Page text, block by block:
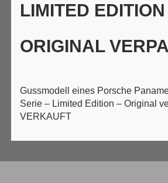
LIMITED
ORIGINAL
Gussmodell eines Porsche
Serie – Limited Edition – Original
VERKAUFT